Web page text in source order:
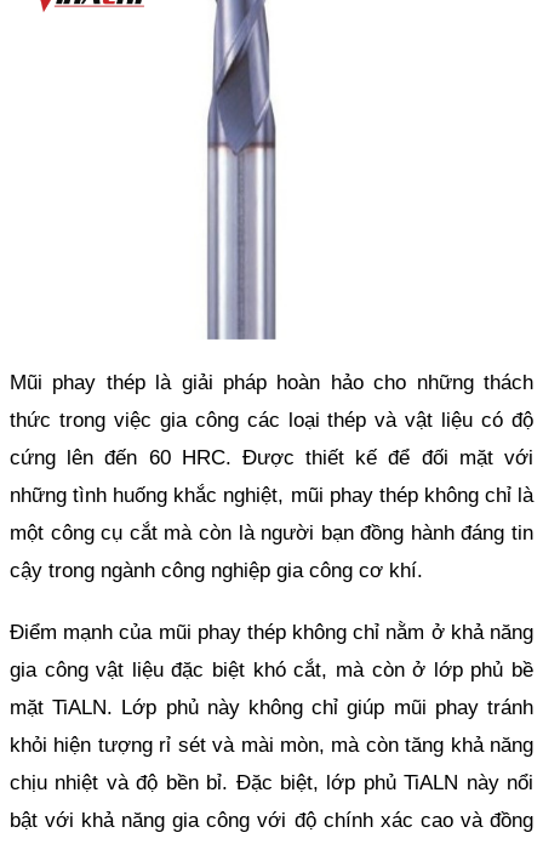
Mũi phay thép là giải pháp hoàn hảo cho những thách
thức trong việc gia công các loại thép và vật liệu có độ
cứng lên đến 60 HRC. Được thiết kế để đối mặt với
những tình huống khắc nghiệt, mũi phay thép không chỉ là
một công cụ cắt mà còn là người bạn đồng hành đáng tin
cậy trong ngành công nghiệp gia công cơ khí.
Điểm mạnh của mũi phay thép không chỉ nằm ở khả năng
gia công vật liệu đặc biệt khó cắt, mà còn ở lớp phủ bề
mặt TiALN. Lớp phủ này không chỉ giúp mũi phay tránh
khỏi hiện tượng rỉ sét và mài mòn, mà còn tăng khả năng
chịu nhiệt và độ bền bỉ. Đặc biệt, lớp phủ TiALN này nổi
bật với khả năng gia công với độ chính xác cao và đồng